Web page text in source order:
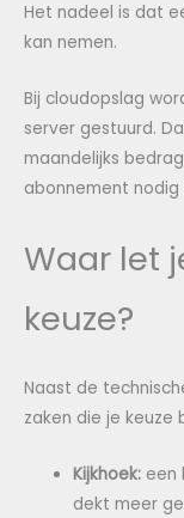
Het nadeel is dat
kan nemen.
Bij cloudopslag
server gestuurd.
maandelijks
abonnement
Waar let
keuze?
Naast de
zaken die je keuze
Kijkhoek: een
dekt meer